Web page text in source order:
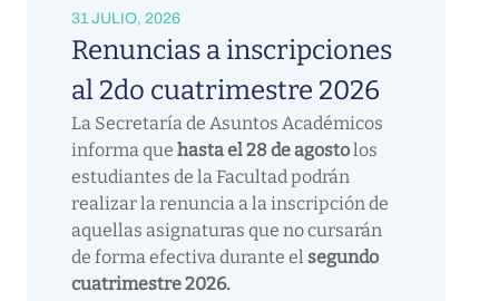
31 JULIO, 2026
Renuncias a inscripciones
al 2do cuatrimestre 2026
La Secretaría de Asuntos Académicos
informa que hasta el 28 de agostolos
estudiantes de la Facultad podrán
realizar la renuncia a la inscripción de
aquellas asignaturas que no cursarán
de forma efectiva durante el segundo
cuatrimestre 2026.